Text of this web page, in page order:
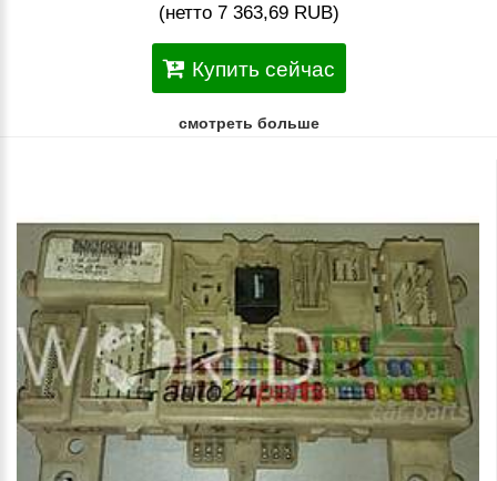
(нетто 7 363,69 RUB)
Купить сейчас
смотреть больше